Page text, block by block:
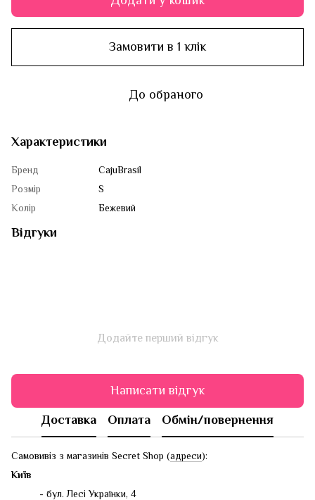
Замовити в 1 клік
До обраного
Характеристики
Бренд
CajuBrasil
Розмір
S
Колір
Бежевий
Відгуки
Додайте перший відгук
Написати відгук
Доставка Оплата Обмін/повернення
Самовивіз з магазинів Secret Shop (адреси):
Київ
- бул. Лесі Українки, 4